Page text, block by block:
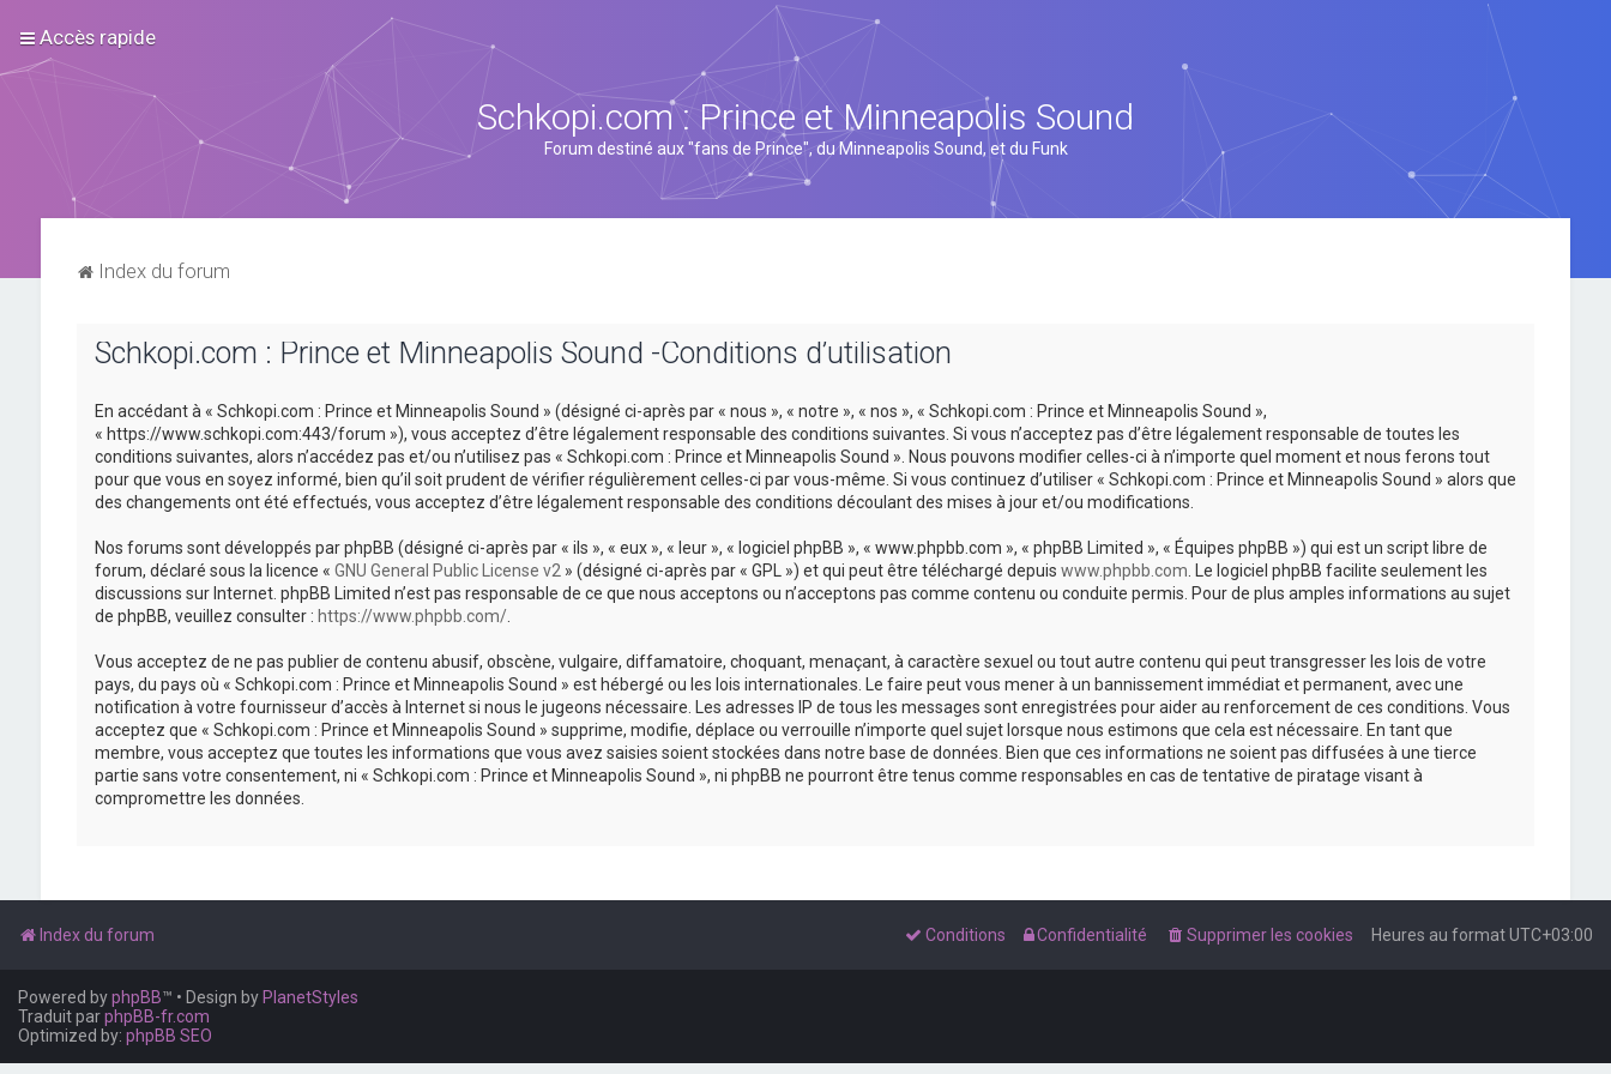
Accès rapide
Schkopi.com : Prince et Minneapolis Sound
Forum destiné aux "fans de Prince", du Minneapolis Sound, et du Funk
Index du forum
Schkopi.com : Prince et Minneapolis Sound -Conditions d’utilisation
En accédant à « Schkopi.com : Prince et Minneapolis Sound » (désigné ci-après par « nous », « notre », « nos », « Schkopi.com : Prince et Minneapolis Sound »,
« https://www.schkopi.com:443/forum »), vous acceptez d’être légalement responsable des conditions suivantes. Si vous n’acceptez pas d’être légalement responsable de toutes les
conditions suivantes, alors n’accédez pas et/ou n’utilisez pas « Schkopi.com : Prince et Minneapolis Sound ». Nous pouvons modifier celles-ci à n’importe quel moment et nous ferons tout
pour que vous en soyez informé, bien qu’il soit prudent de vérifier régulièrement celles-ci par vous-même. Si vous continuez d’utiliser « Schkopi.com : Prince et Minneapolis Sound » alors que
des changements ont été effectués, vous acceptez d’être légalement responsable des conditions découlant des mises à jour et/ou modifications.
Nos forums sont développés par phpBB (désigné ci-après par « ils », « eux », « leur », « logiciel phpBB », « www.phpbb.com », « phpBB Limited », « Équipes phpBB ») qui est un script libre de
forum, déclaré sous la licence « GNU General Public License v2 » (désigné ci-après par « GPL ») et qui peut être téléchargé depuis www.phpbb.com . Le logiciel phpBB facilite seulement les
discussions sur Internet. phpBB Limited n’est pas responsable de ce que nous acceptons ou n’acceptons pas comme contenu ou conduite permis. Pour de plus amples informations au sujet
de phpBB, veuillez consulter : https://www.phpbb.com/.
Vous acceptez de ne pas publier de contenu abusif, obscène, vulgaire, diffamatoire, choquant, menaçant, à caractère sexuel ou tout autre contenu qui peut transgresser les lois de votre
pays, du pays où « Schkopi.com : Prince et Minneapolis Sound » est hébergé ou les lois internationales. Le faire peut vous mener à un bannissement immédiat et permanent, avec une
notification à votre fournisseur d’accès à Internet si nous le jugeons nécessaire. Les adresses IP de tous les messages sont enregistrées pour aider au renforcement de ces conditions. Vous
acceptez que « Schkopi.com : Prince et Minneapolis Sound » supprime, modifie, déplace ou verrouille n’importe quel sujet lorsque nous estimons que cela est nécessaire. En tant que
membre, vous acceptez que toutes les informations que vous avez saisies soient stockées dans notre base de données. Bien que ces informations ne soient pas diffusées à une tierce
partie sans votre consentement, ni « Schkopi.com : Prince et Minneapolis Sound », ni phpBB ne pourront être tenus comme responsables en cas de tentative de piratage visant à
compromettre les données.
Index du forum Heures au formatUTC+03:00
Supprimer les cookies
Confidentialité
Conditions
Powered byphpBB™ • Design by PlanetStyles
Traduit parphpBB-fr.com
Optimized by: phpBB SEO